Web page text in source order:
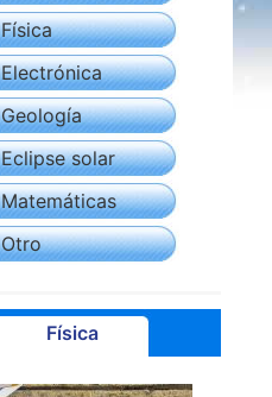
Física
Electrónica
Geología
Eclipse solar
Matemáticas
Otro
Física